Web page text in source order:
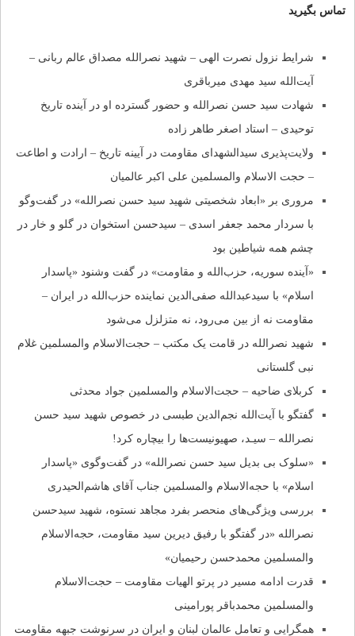
تماس بگیرید
شرایط نزول نصرت الهی – شهید نصرالله مصداق عالم ربانی –
آیت‌الله سید مهدی میرباقری
شهادت سید حسن نصرالله و حضور گسترده او در آینده تاریخ
توحیدی – استاد اصغر طاهر زاده
ولایت‌پذیری سیدالشهدای مقاومت در آیینه تاریخ – ارادت و اطاعت
– حجت الاسلام والمسلمین علی اکبر عالمیان
مروری بر «ابعاد شخصیتی شهید سید حسن نصرالله» در گفت‌وگو
با سردار محمد جعفر اسدی – سیدحسن استخوان در گلو و خار در
چشم همه شیاطین بود
«آینده سوریه، حزب‌الله و مقاومت» در گفت وشنود «پاسدار
اسلام» با سیدعبدالله صفی‌الدین نماینده حزب‌الله در ایران –
مقاومت نه از بین می‌رود، نه متزلزل می‌شود
شهید نصرالله در قامت یک مکتب – حجت‌الاسلام والمسلمین غلام
نبی گلستانی
کربلای ضاحیه – حجت‌الاسلام والمسلمین جواد محدثی
گفتگو با آیت‌الله نجم‌الدین طبسی در خصوص شهید سید حسن
نصرالله – سیـد، صهیونیست‌ها را بیچاره کرد!
«سلوک بی بدیل سید حسن نصرالله» در گفت‌وگوی «پاسدار
اسلام» با حجه‌الاسلام والمسلمین جناب آقای هاشم‌الحیدری
بررسی ویژگی‌های منحصر بفرد مجاهد نستوه، شهید سیدحسن
نصرالله «در گفتگو با رفیق دیرین سید مقاومت، حجه‌الاسلام
والمسلمین محمدحسن رحیمیان»
قدرت ادامه مسیر در پرتو الهیات مقاومت – حجت‌الاسلام
والمسلمین محمدباقر پورامینی
همگرایی و تعامل عالمان لبنان و ایران در سرنوشت جبهه مقاومت